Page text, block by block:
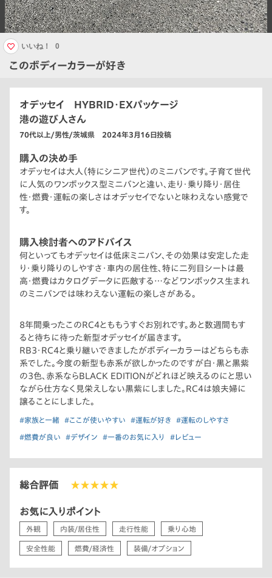
このボディーカラーが好き
いいね！ 0
オデッセイ HYBRID・EXパッケージ
港の遊び人さん
70代以上/男性/茨城県 2024年3月16日投稿
購入の決め手
オデッセイは大人（特にシニア世代）のミニバンです。子育て世代
に人気のワンボックス型ミニバンと違い、走り・乗り降り・居住
性・燃費・運転の楽しさはオデッセイでないと味わえない感覚で
す。
購入検討者へのアドバイス
何といってもオデッセイは低床ミニバン、その効果は安定した走
り・乗り降りのしやすさ・車内の居住性、特に二列目シートは最
高・燃費はカタログデータに匹敵する…などワンボックス生まれ
のミニバンでは味わえない運転の楽しさがある。
8年間乗ったこのRC4とももうすぐお別れです。あと数週間もす
ると待ちに待った新型オデッセイが届きます。
RB3・RC4と乗り継いできましたがボディーカラーはどちらも赤
系でした。今度の新型も赤系が欲しかったのですが白・黒と黒紫
の3色、赤系ならBLACK EDITIONがどれほど映えるのにと思い
ながら仕方なく見栄えしない黒紫にしました。RC4は娘夫婦に
譲ることにしました。
#家族と一緒 #ここが使いやすい #運転が好き #運転のしやすさ
#燃費が良い #デザイン #一番のお気に入り #レビュー
総合評価 ★★★★★
お気に入りポイント
外観 内装/居住性 走行性能 乗り心地
安全性能 燃費/経済性 装備/オプション